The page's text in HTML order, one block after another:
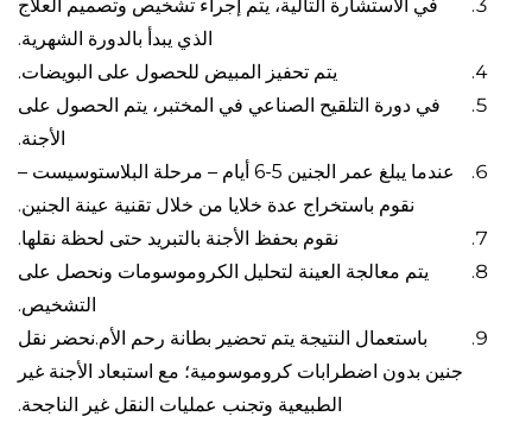
في الاستشارة التالية، يتم إجراء تشخيص وتصميم العلاج
الذي يبدأ بالدورة الشهرية.
يتم تحفيز المبيض للحصول على البويضات.
في دورة التلقيح الصناعي في المختبر، يتم الحصول على
الأجنة.
عندما يبلغ عمر الجنين 5-6 أيام – مرحلة البلاستوسيست –
نقوم باستخراج عدة خلايا من خلال تقنية عينة الجنين.
نقوم بحفظ الأجنة بالتبريد حتى لحظة نقلها.
يتم معالجة العينة لتحليل الكروموسومات ونحصل على
التشخيص.
باستعمال النتيجة يتم تحضير بطانة رحم الأم.نحضر نقل
جنين بدون اضطرابات كروموسومية؛ مع استبعاد الأجنة غير
الطبيعية وتجنب عمليات النقل غير الناجحة.